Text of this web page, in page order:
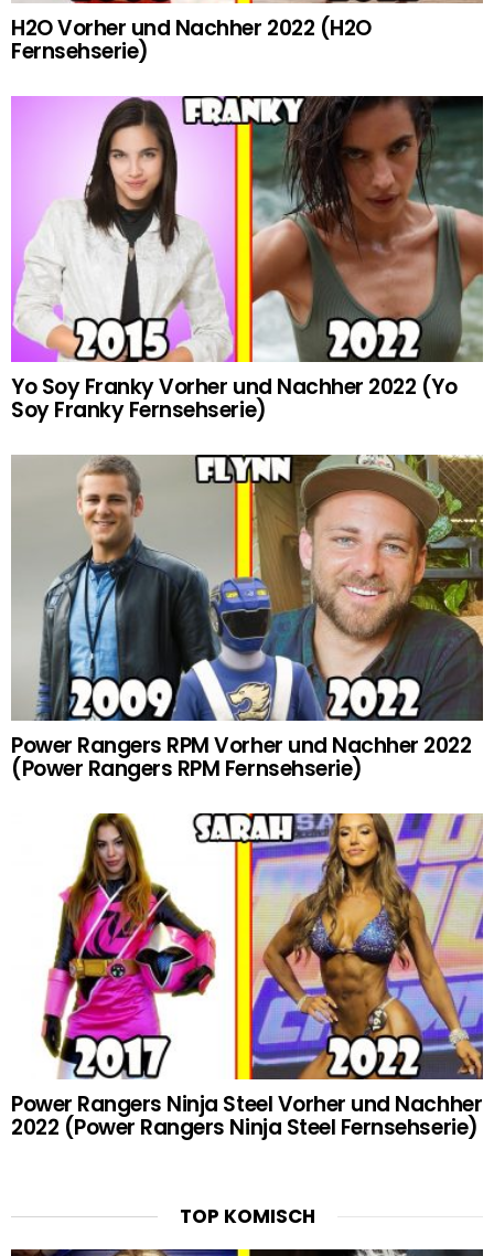
H2O Vorher und Nachher 2022 (H2O
Fernsehserie)
Yo Soy Franky Vorher und Nachher 2022 (Yo
Soy Franky Fernsehserie)
Power Rangers RPM Vorher und Nachher 2022
(Power Rangers RPM Fernsehserie)
Power Rangers Ninja Steel Vorher und Nachher
2022 (Power Rangers Ninja Steel Fernsehserie)
TOP KOMISCH